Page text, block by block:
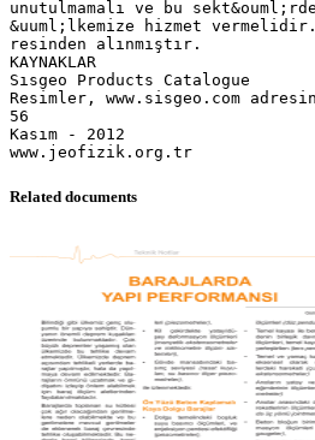
Related documents